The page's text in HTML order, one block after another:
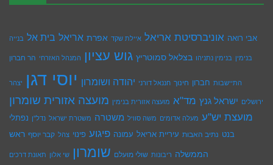
אבי רואה אוניברסיטת אריאל איילת שקד אפרת אריאל בית אל בנייה
בנימין בנימין נתניהו בצלאל סמוטריץ גוש עציון המנהל האזרחי הר חברון
התיישבות חברון חינוך חננאל דורני יהודה ושומרון יוסי דגן יצהר
ירושלים ישראל גנץ מד"א מועצה אזורית בנימין מועצה אזורית שומרון
מועצת יש''ע מעלה אדומים משה סוויל משטרה משטרת ישראל נדל''ן נפתלי
בנט נתיב האבות עיריית אריאל עמונה פיגוע פינוי צהל קבר יוסף ראש
הממשלה ריבונות שולי מועלם שומרון שי אלון תאונת דרכים